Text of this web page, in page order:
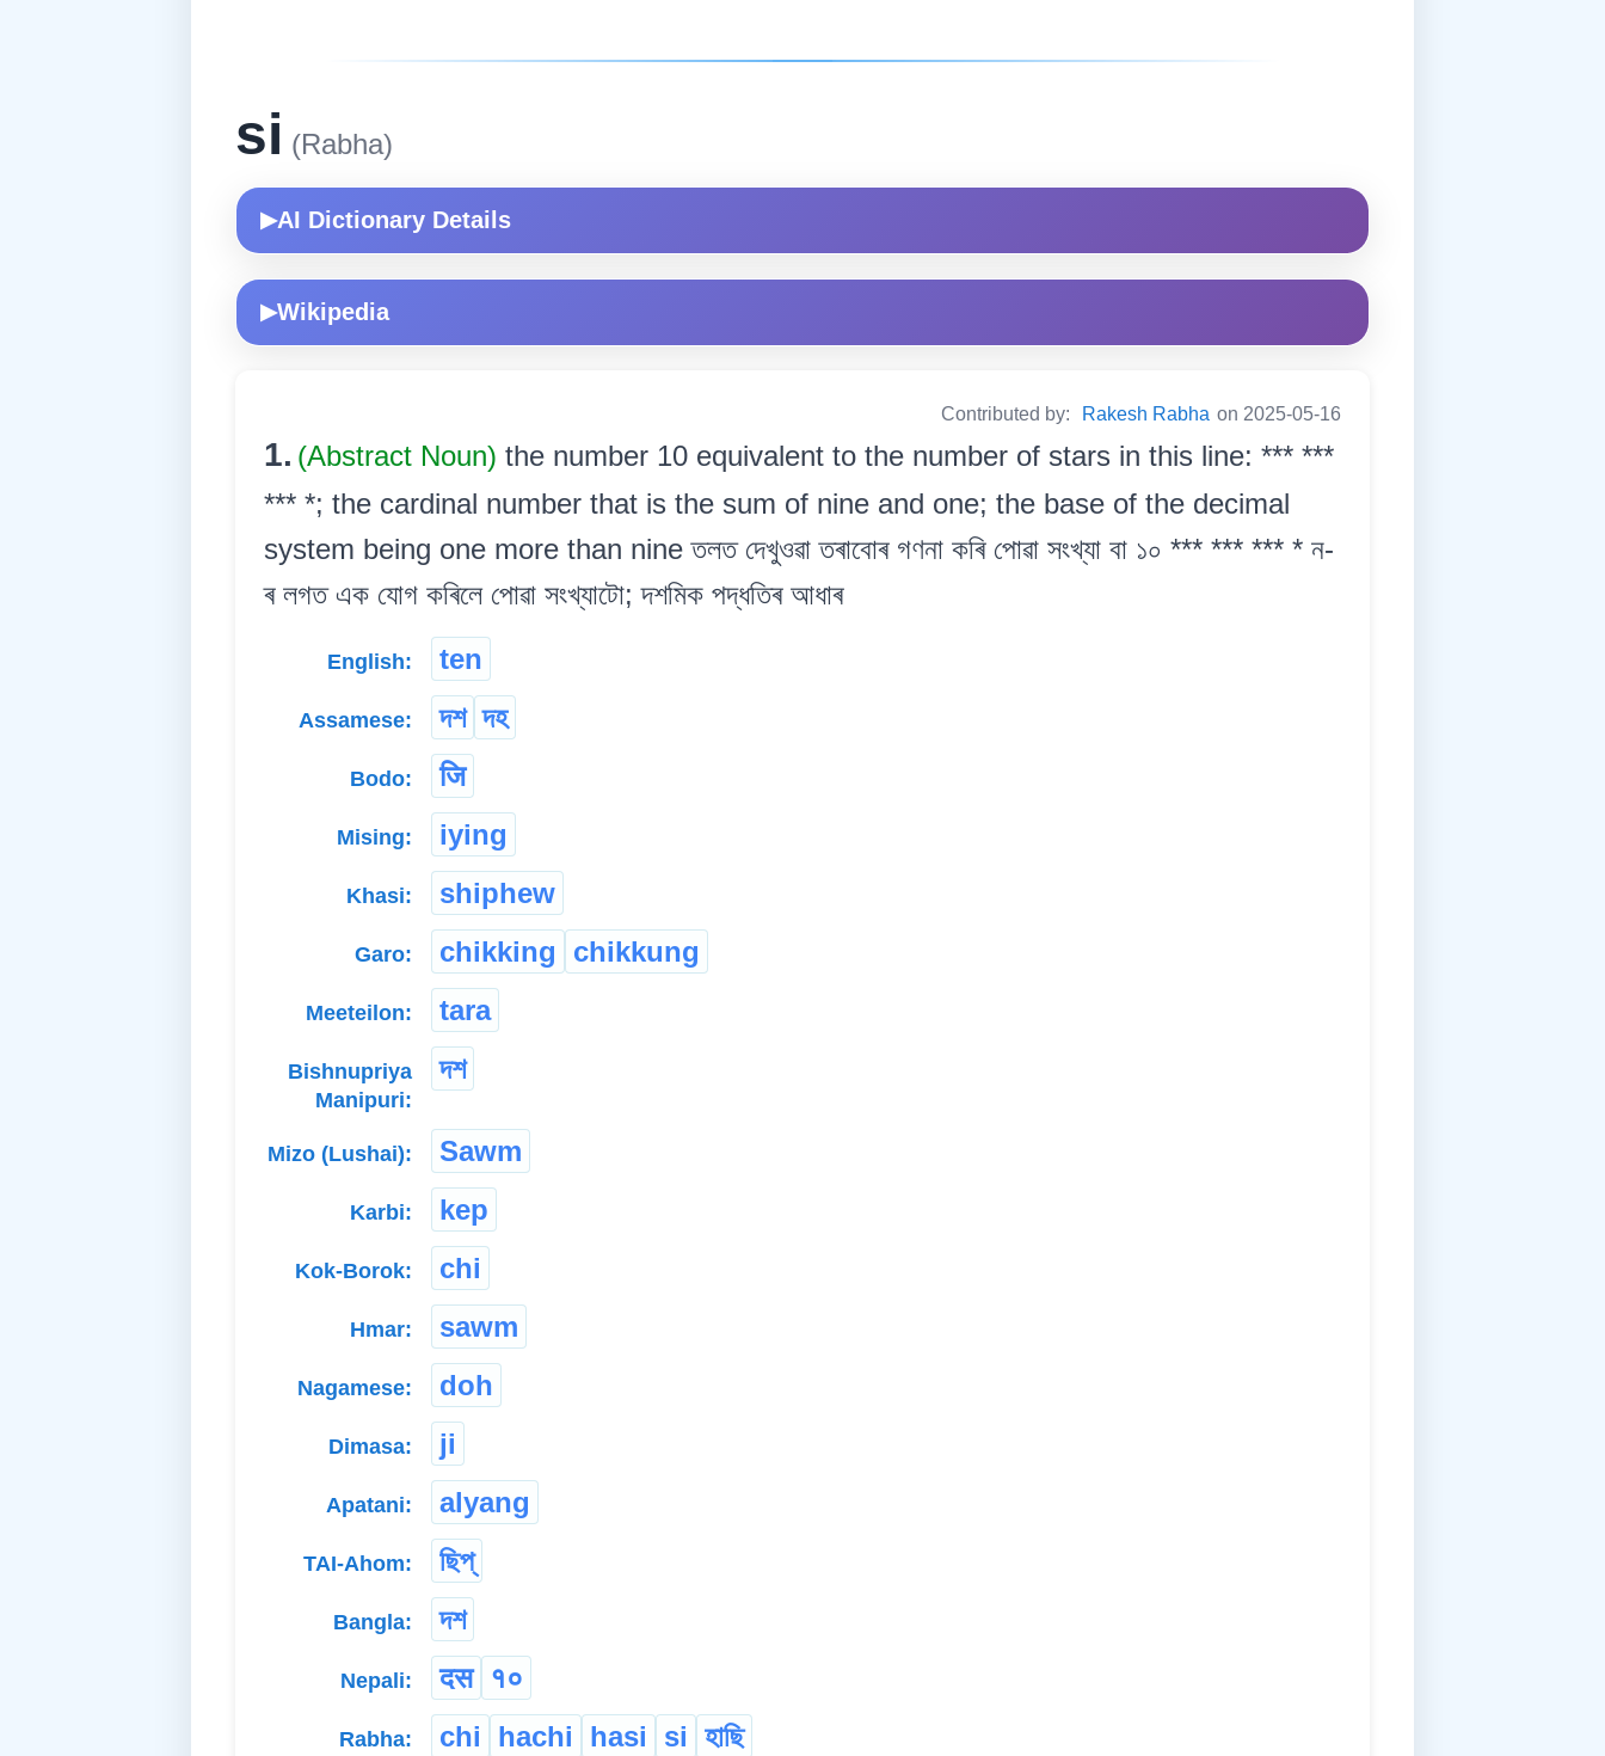
si (Rabha)
▶AI Dictionary Details
▶Wikipedia
Contributed by: Rakesh Rabha on 2025-05-16
1. (Abstract Noun) the number 10 equivalent to the number of stars in this line: *** ***
*** *; the cardinal number that is the sum of nine and one; the base of the decimal
system being one more than nine তলত দেখুওৱা তৰাবোৰ গণনা কৰি পোৱা সংখ্যা বা ১০ *** *** *** * ন-
ৰ লগত এক যোগ কৰিলে পোৱা সংখ্যাটো; দশমিক পদ্ধতিৰ আধাৰ
English: ten
Assamese: দশ দহ
Bodo: जि
Mising: iying
Khasi: shiphew
Garo: chikking chikkung
Meeteilon: tara
Bishnupriya
Manipuri:
দশ
Mizo (Lushai): Sawm
Karbi: kep
Kok-Borok: chi
Hmar: sawm
Nagamese: doh
Dimasa: ji
Apatani: alyang
TAI-Ahom: ছিপ্
Bangla: দশ
Nepali: दस १०
Rabha: chi hachi hasi si হাছি